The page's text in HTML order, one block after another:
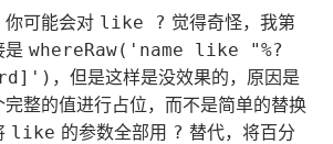
你可能会对 like ? 觉得奇怪，我第
是 whereRaw('name like "%?
，但是这样是没效果的，原因是
完整的值进行占位，而不是简单的替换
like 的参数全部用 ? 替代，将百分